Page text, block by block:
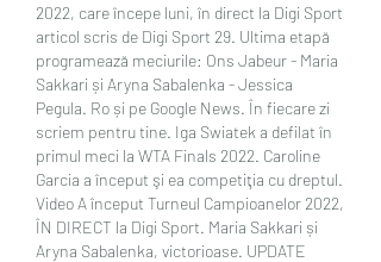
2022, care începe luni, în direct la Digi Sport
articol scris de Digi Sport 29. Ultima etapă
programează meciurile: Ons Jabeur - Maria
Sakkari și Aryna Sabalenka - Jessica
Pegula. Ro și pe Google News. În fiecare zi
scriem pentru tine. Iga Swiatek a defilat în
primul meci la WTA Finals 2022. Caroline
Garcia a început şi ea competiţia cu dreptul.
Video A început Turneul Campioanelor 2022,
ÎN DIRECT la Digi Sport. Maria Sakkari și
Aryna Sabalenka, victorioase. UPDATE